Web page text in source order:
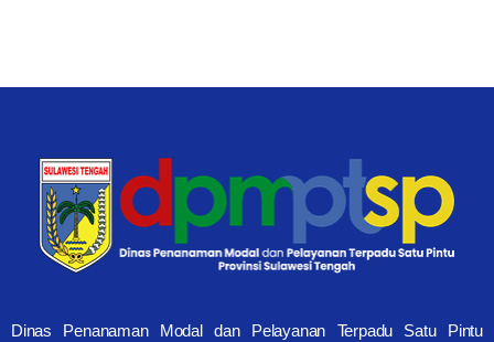
Dinas Penanaman Modal dan Pelayanan Terpadu Satu Pintu